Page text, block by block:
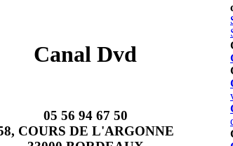
Canal Dvd
05 56 94 67 50
COURS DE L'ARGONNE